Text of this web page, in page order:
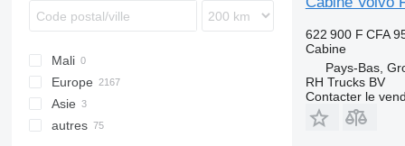
Turbostar
SK
Unimog
Vito
Midlum
T-series
Mali
Europe
Espagne
Asie
Chine
autres
622 900 F CFA
Cabine
Pays-Bas,
RH Trucks BV
Contacter le